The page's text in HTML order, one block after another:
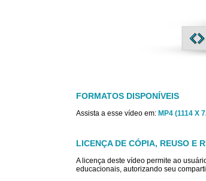
FORMATOS DISPONÍVEIS
Assista a esse vídeo em: MP4 (1114 X
LICENÇA DE CÓPIA, REUSO E
A licença deste vídeo permite ao
educacionais, autorizando seu